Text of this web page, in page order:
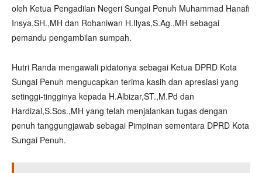
oleh Ketua Pengadilan Negeri Sungai Penuh Muhammad Hanafi
Insya,SH.,MH dan Rohaniwan H.Ilyas,S.Ag.,MH sebagai
pemandu pengambilan sumpah.
Hutri Randa mengawali pidatonya sebagai Ketua DPRD Kota
Sungai Penuh mengucapkan terima kasih dan apresiasi yang
setinggi-tingginya kepada H.Albizar,ST.,M.Pd dan
Hardizal,S.Sos.,MH yang telah menjalankan tugas dengan
penuh tanggungjawab sebagai Pimpinan sementara DPRD Kota
Sungai Penuh.